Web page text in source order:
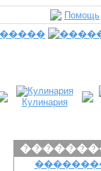
Помощь
Кулинария